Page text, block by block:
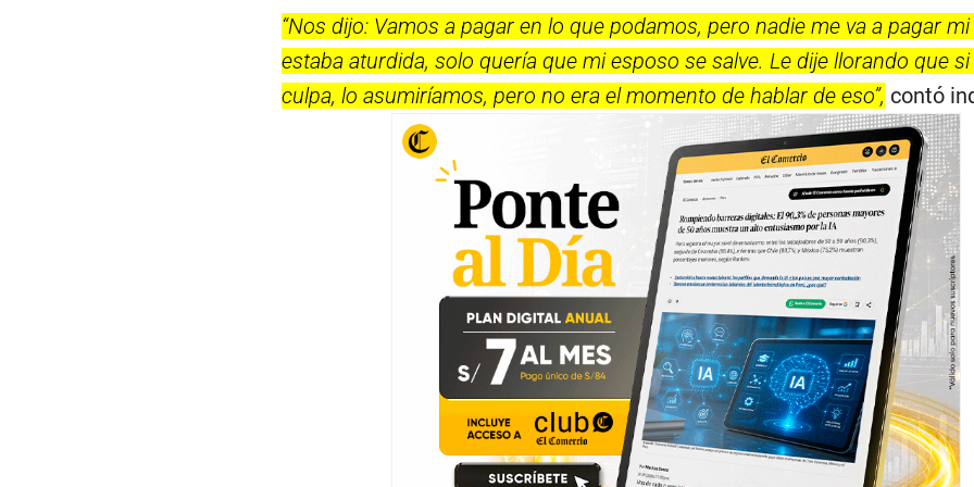
“Nos dijo: Vamos a pagar en lo que podamos, pero nadie me va a pagar
estaba aturdida, solo quería que mi esposo se salve. Le dije llorando que
culpa, lo asumiríamos, pero no era el momento de hablar de eso”, contó